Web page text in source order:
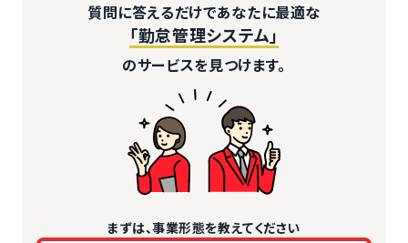
質問に答えるだけであなたに最適な
「勤怠管理システム」
のサービスを見つけます。
まずは、事業形態を教えてください